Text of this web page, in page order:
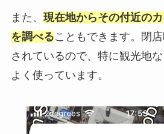
また、 現在地からその付近の
を調べることもできます。閉
されているので、特に観光地
よく使っています。